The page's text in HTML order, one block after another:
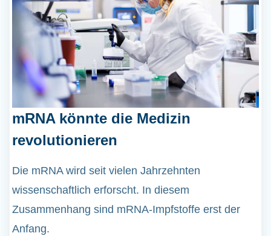
mRNA könnte die Medizin
revolutionieren
Die mRNA wird seit vielen Jahrzehnten
wissenschaftlich erforscht. In diesem
Zusammenhang sind mRNA-Impfstoffe erst der
Anfang.